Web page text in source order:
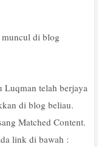
muncul di blog
telah berjaya
di blog beliau.
Matched Content.
link di bawah :